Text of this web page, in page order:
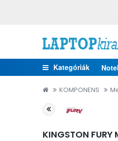
Kategóriák
KOMPONENS
KINGSTON